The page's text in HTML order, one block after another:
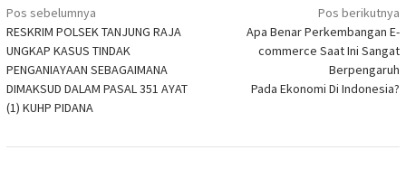
Navigasi
pos
Pos sebelumnya
RESKRIM POLSEK TANJUNG RAJA
UNGKAP KASUS TINDAK
PENGANIAYAAN SEBAGAIMANA
DIMAKSUD DALAM PASAL 351 AYAT
(1) KUHP PIDANA
Pos berikutnya
Apa Benar Perkembangan E-
commerce Saat Ini Sangat
Berpengaruh
Pada Ekonomi Di Indonesia?